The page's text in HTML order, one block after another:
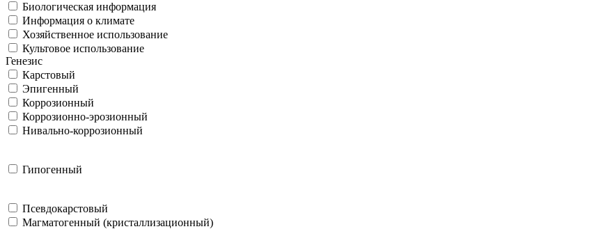
Биологическая информация
Информация о климате
Хозяйственное использование
Культовое использование
Генезис
Карстовый
Эпигенный
Коррозионный
Коррозионно-эрозионный
Нивально-коррозионный
Гипогенный
Псевдокарстовый
Магматогенный (кристаллизационный)